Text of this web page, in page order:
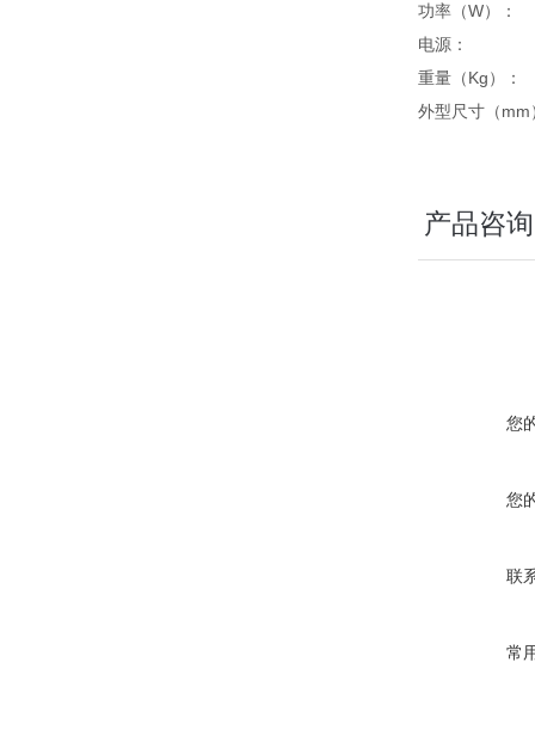
功率（W
电源：
重量（Kg
外型尺寸（
产品咨询
您
您
联
常